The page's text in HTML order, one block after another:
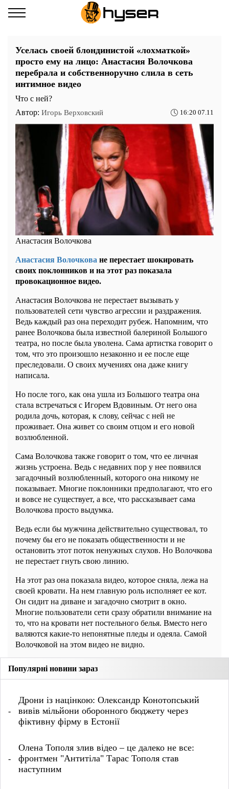
Уселась своей блондинистой «лохматкой»
просто ему на лицо: Анастасия Волочкова
перебрала и собственноручно слила в сеть
интимное видео
Что с ней?
Автор: Игорь Верховский 16:20 07.11
Анастасия Волочкова
Анастасия Волочкова не перестает шокировать
своих поклонников и на этот раз показала
провокационное видео.
Анастасия Волочкова не перестает вызывать у
пользователей сети чувство агрессии и раздражения.
Ведь каждый раз она переходит рубеж. Напомним, что
ранее Волочкова была известной балериной Большого
театра, но после была уволена. Сама артистка говорит о
том, что это произошло незаконно и ее после еще
преследовали. О своих мучениях она даже книгу
написала.
Но после того, как она ушла из Большого театра она
стала встречаться с Игорем Вдовиным. От него она
родила дочь, которая, к слову, сейчас с ней не
проживает. Она живет со своим отцом и его новой
возлюбленной.
Сама Волочкова также говорит о том, что ее личная
жизнь устроена. Ведь с недавних пор у нее появился
загадочный возлюбленный, которого она никому не
показывает. Многие поклонники предполагают, что его
и вовсе не существует, а все, что рассказывает сама
Волочкова просто выдумка.
Ведь если бы мужчина действительно существовал, то
почему бы его не показать общественности и не
остановить этот поток ненужных слухов. Но Волочкова
не перестает гнуть свою линию.
На этот раз она показала видео, которое сняла, лежа на
своей кровати. На нем главную роль исполняет ее кот.
Он сидит на диване и загадочно смотрит в окно.
Многие пользователи сети сразу обратили внимание на
то, что на кровати нет постельного белья. Вместо него
валяются какие-то непонятные пледы и одеяла. Самой
Волочковой на этом видео не видно.
Популярні новини зараз
Дрони із націнкою: Олександр Конотопський
вивів мільйони оборонного бюджету через
фіктивну фірму в Естонії
Олена Тополя злив відео – це далеко не все:
фронтмен "Антитіла" Тарас Тополя став
наступним